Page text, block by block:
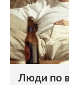
Люди по